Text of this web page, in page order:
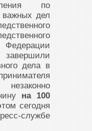
по
важных дел
Федерации
дела в
на 100
сегодня
службе